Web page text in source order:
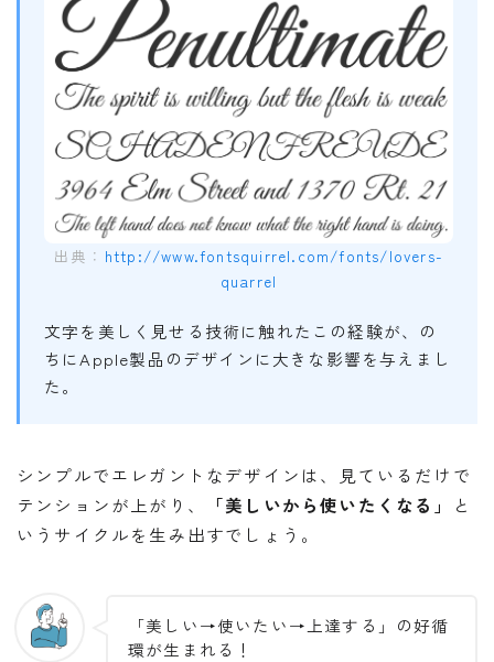
出典： http://www.fontsquirrel.com/fonts/lovers-
quarrel
文字を美しく見せる技術に触れたこの経験が、の
ちにApple製品のデザインに大きな影響を与えまし
た。
シンプルでエレガントなデザインは、見ているだけで
テンションが上がり、
「美しいから使いたくなる」
と
いうサイクルを生み出すでしょう。
「美しい→使いたい→上達する」の好循
環が生まれる！